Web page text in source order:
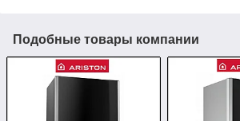
Подобные товары компании